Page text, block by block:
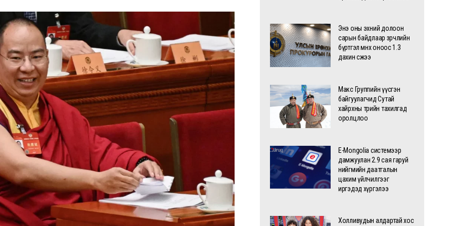
Энэ оны эхний долоон
сарын байдлаар зөрчлийн
бүртгэл өмнөх оноос 1.3
дахин өсжээ
Макс Группийн үүсгэн
байгуулагчид Сутай
хайрхны төрийн тахилгад
оролцлоо
E-Mongolia системээр
дамжуулан 2.9 сая гаруй
нийгмийн даатгалын
цахим үйлчилгээг
иргэдэд хүргэлээ
Холливудын алдартай хос